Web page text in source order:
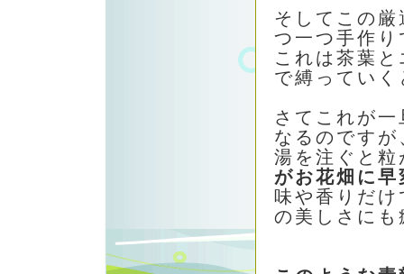
そしてこの
つ一つ手作
これは茶葉
で縛ってい
さてこれが
なるのですが
湯を注ぐと
がお花畑に早
味や香りだ
の美しさに